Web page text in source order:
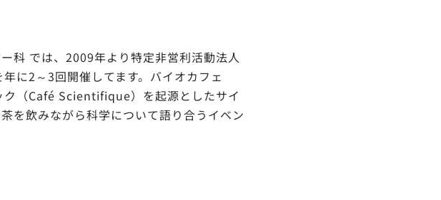
科 では、2009年より特定非営利活動法人
に2～3回開催してます。バイオカフェ
ク（Café Scientifique）を起源としたサイ
を飲みながら科学について語り合うイベン